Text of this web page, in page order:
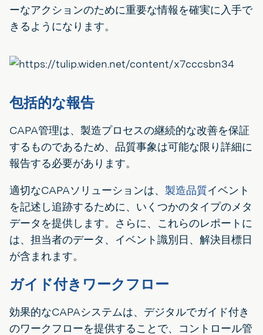
ーなアクションのために重要な情報を確実に入手で
きるようになります。
包括的な報告
CAPA管理は、製造プロセスの継続的な改善を保証
するものであるため、品質事象は可能な限り詳細に
報告する必要があります。
適切なCAPAソリューションは、 製造品質イベント
を記述し追跡するために、いくつかのタイプのメタ
データを提供します。さらに、これらのレポートに
は、担当者のデータ、イベント識別日、解決目標日
が含まれます。
ガイド付きワークフロー
効果的なCAPAシステムは、デジタルでガイド付き
のワークフローを提供することで、コントロール管